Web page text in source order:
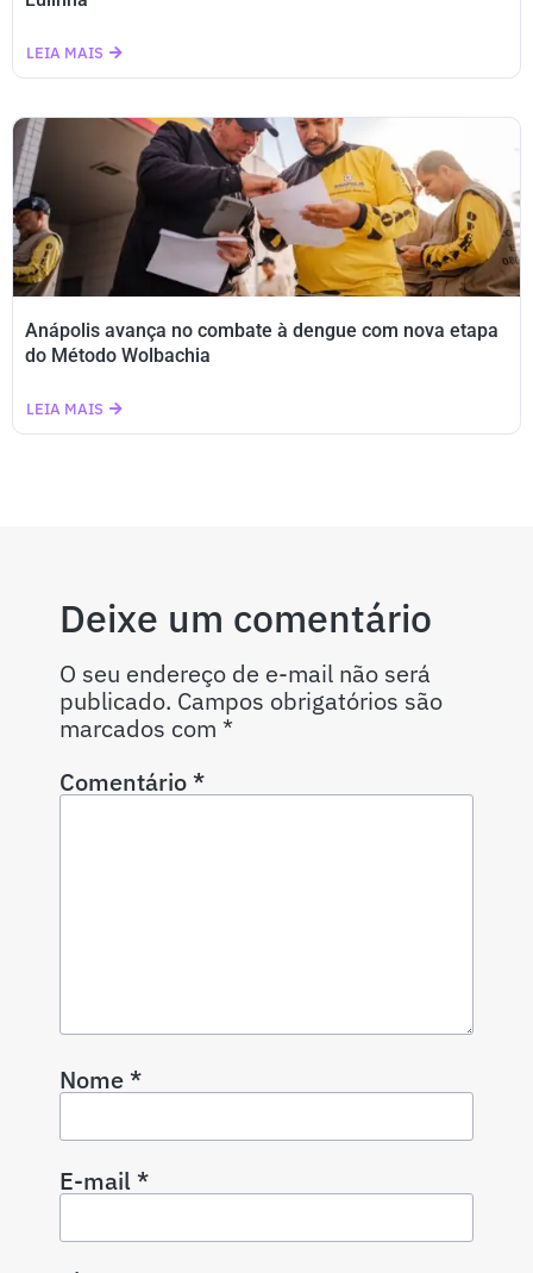
LEIA MAIS
Anápolis avança no combate à dengue com nova etapa
do Método Wolbachia
LEIA MAIS
Deixe um comentário
O seu endereço de e-mail não será
publicado. Campos obrigatórios são
marcados com *
Comentário*
Nome*
E-mail*